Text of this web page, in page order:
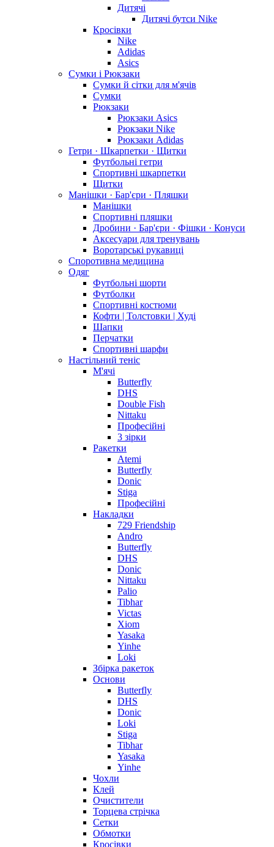
Дитячі
Дитячі бутси Nike
Кросівки
Nike
Adidas
Asics
Сумки і Рюкзаки
Сумки й сітки для м'ячів
Сумки
Рюкзаки
Рюкзаки Asics
Рюкзаки Nike
Рюкзаки Adidas
Гетри · Шкарпетки · Щитки
Футбольні гетри
Спортивні шкарпетки
Щитки
Манішки · Бар'єри · Пляшки
Манішки
Спортивні пляшки
Дробини · Бар'єри · Фішки · Конуси
Аксесуари для тренувань
Воротарські рукавиці
Споротивна медицина
Одяг
Футбольні шорти
Футболки
Спортивні костюми
Кофти | Толстовки | Худі
Шапки
Перчатки
Спортивні шарфи
Настільний теніс
М'ячі
Butterfly
DHS
Double Fish
Nittaku
Професійні
3 зірки
Ракетки
Atemi
Butterfly
Donic
Stiga
Професійні
Накладки
729 Friendship
Andro
Butterfly
DHS
Donic
Nittaku
Palio
Tibhar
Victas
Xiom
Yasaka
Yinhe
Loki
Збірка ракеток
Основи
Butterfly
DHS
Donic
Loki
Stiga
Tibhar
Yasaka
Yinhe
Чохли
Клей
Очистители
Торцева стрічка
Сетки
Обмотки
Кросівки